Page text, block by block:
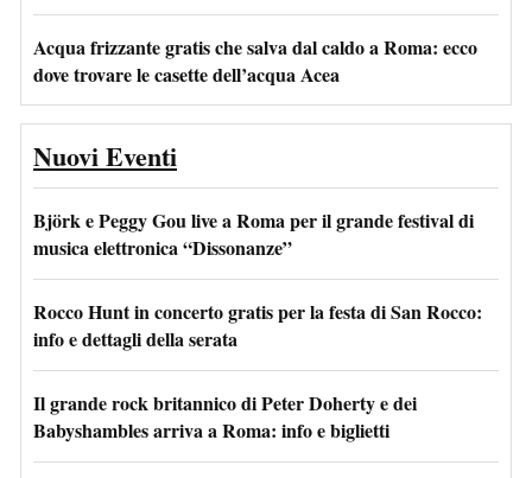
Acqua frizzante gratis che salva dal caldo a Roma: ecco
dove trovare le casette dell’acqua Acea
Nuovi Eventi
Björk e Peggy Gou live a Roma per il grande festival di
musica elettronica “Dissonanze”
Rocco Hunt in concerto gratis per la festa di San Rocco:
info e dettagli della serata
Il grande rock britannico di Peter Doherty e dei
Babyshambles arriva a Roma: info e biglietti